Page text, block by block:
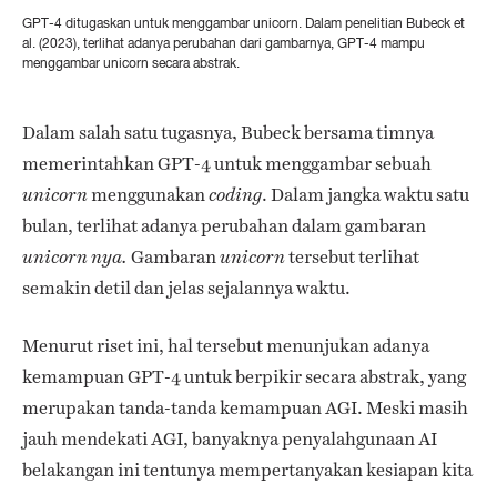
GPT-4 ditugaskan untuk menggambar unicorn. Dalam penelitian Bubeck et
al. (2023), terlihat adanya perubahan dari gambarnya, GPT-4 mampu
menggambar unicorn secara abstrak.
Dalam salah satu tugasnya, Bubeck bersama timnya
memerintahkan GPT-4 untuk menggambar sebuah
unicornmenggunakancoding. Dalam jangka waktu satu
bulan, terlihat adanya perubahan dalam gambaran
unicorn nya. Gambaranunicorntersebut terlihat
semakin detil dan jelas sejalannya waktu.
Menurut riset ini, hal tersebut menunjukan adanya
kemampuan GPT-4 untuk berpikir secara abstrak, yang
merupakan tanda-tanda kemampuan AGI. Meski masih
jauh mendekati AGI, banyaknya penyalahgunaan AI
belakangan ini tentunya mempertanyakan kesiapan kita